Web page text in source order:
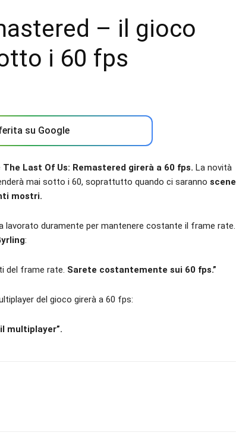
– il gioco
i 60 fps
su Google
The Last Of Us: Remastered girerà a 60 fps. La novità
mai sotto i 60, soprattutto quando ci saranno scene
mostri.
lavorato duramente per mantenere costante il frame rate.
:
del frame rate. Sarete costantemente sui 60 fps.”
del gioco girerà a 60 fps:
multiplayer”.